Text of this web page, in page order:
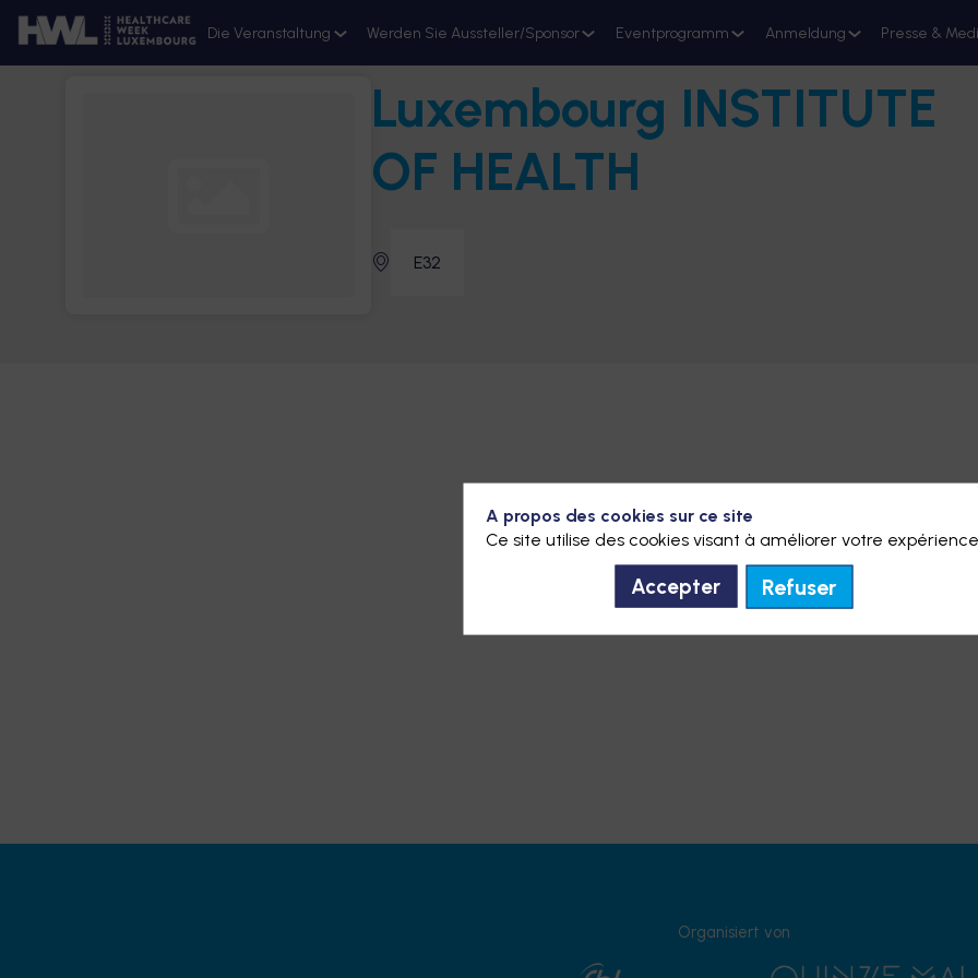
Die Veranstaltung Werden Sie Aussteller/Sponsor Eventprogramm Anmeldung Presse &
Anmeldung 2026 Stand reservieren
Luxembourg INSTITUTE
OF HEALTH
E32
Organisiert von
A propos des cookies sur ce site
Ce site utilise des cookies visant à améliorer votre
Accepter Refuser